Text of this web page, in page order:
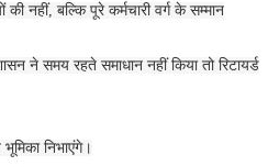
नहीं, बल्कि पूरे कर्मचारी वर्ग के सम्मान
ने समय रहते समाधान नहीं किया तो रिटायर्ड
निभाएंगे।